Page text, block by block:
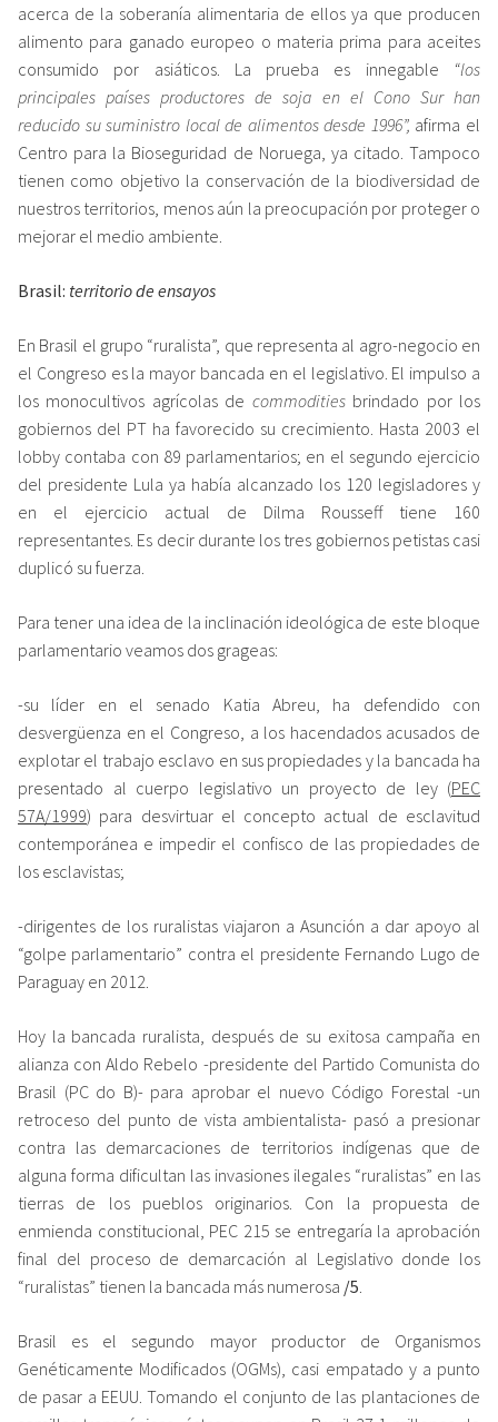
acerca de la soberanía alimentaria de ellos ya que producen
alimento para ganado europeo o materia prima para aceites
consumido por asiáticos. La prueba es innegable “los
principales países productores de soja en el Cono Sur han
reducido su suministro local de alimentos desde 1996”, afirma el
Centro para la Bioseguridad de Noruega, ya citado. Tampoco
tienen como objetivo la conservación de la biodiversidad de
nuestros territorios, menos aún la preocupación por proteger o
mejorar el medio ambiente.
Brasil: territorio de ensayos
En Brasil el grupo “ruralista”, que representa al agro-negocio en
el Congreso es la mayor bancada en el legislativo. El impulso a
los monocultivos agrícolas de commoditiesbrindado por los
gobiernos del PT ha favorecido su crecimiento. Hasta 2003 el
lobby contaba con 89 parlamentarios; en el segundo ejercicio
del presidente Lula ya había alcanzado los 120 legisladores y
en el ejercicio actual de Dilma Rousseff tiene 160
representantes. Es decir durante los tres gobiernos petistas casi
duplicó su fuerza.
Para tener una idea de la inclinación ideológica de este bloque
parlamentario veamos dos grageas:
-su líder en el senado Katia Abreu, ha defendido con
desvergüenza en el Congreso, a los hacendados acusados de
explotar el trabajo esclavo en sus propiedades y la bancada ha
presentado al cuerpo legislativo un proyecto de ley (PEC
57A/1999) para desvirtuar el concepto actual de esclavitud
contemporánea e impedir el confisco de las propiedades de
los esclavistas;
-dirigentes de los ruralistas viajaron a Asunción a dar apoyo al
“golpe parlamentario” contra el presidente Fernando Lugo de
Paraguay en 2012.
Hoy la bancada ruralista, después de su exitosa campaña en
alianza con Aldo Rebelo -presidente del Partido Comunista do
Brasil (PC do B)- para aprobar el nuevo Código Forestal -un
retroceso del punto de vista ambientalista- pasó a presionar
contra las demarcaciones de territorios indígenas que de
alguna forma dificultan las invasiones ilegales “ruralistas” en las
tierras de los pueblos originarios. Con la propuesta de
enmienda constitucional, PEC 215 se entregaría la aprobación
final del proceso de demarcación al Legislativo donde los
“ruralistas” tienen la bancada más numerosa /5
Brasil es el segundo mayor productor de Organismos
Genéticamente Modificados (OGMs), casi empatado y a punto
de pasar a EEUU. Tomando el conjunto de las plantaciones de